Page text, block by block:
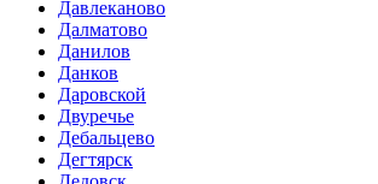
Давлеканово
Далматово
Данилов
Данков
Даровской
Двуречье
Дебальцево
Дегтярск